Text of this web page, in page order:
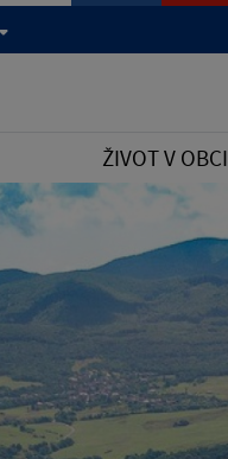
ŽIVOT V OBCI